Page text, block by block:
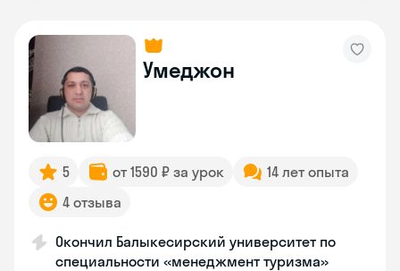
Умеджон
5 от 1590 ₽ за урок
14 лет опыта
4 отзыва
Окончил Балыкесирский университет по
специальности «менеджмент туризма»